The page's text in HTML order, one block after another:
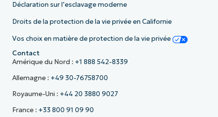
Déclaration sur l’esclavage moderne
Droits de la protection de la vie privée en Californie
Vos choix en matière de protection de la vie privée
Contact
Amérique du Nord : +1 888 542-8339
Allemagne : +49 30-76758700
Royaume-Uni : +44 20 3880 9027
France : +33 800 91 09 90